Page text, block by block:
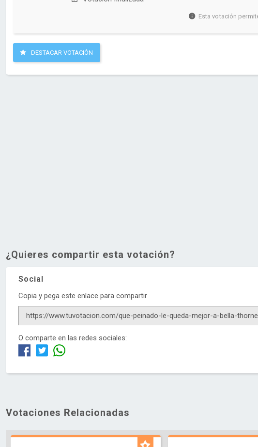
Esta votación
DESTACAR VOTACIÓN
¿Quieres compartir esta votación?
Social
Copia y pega este enlace para compartir
O comparte en las redes sociales:
Votaciones Relacionadas